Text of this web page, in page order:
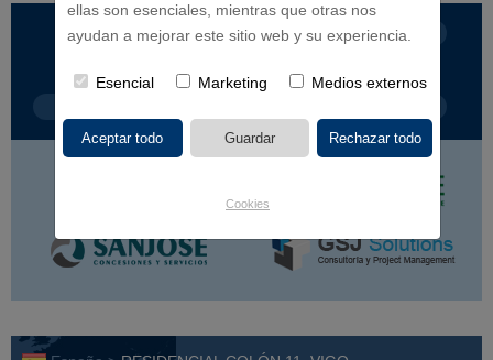
ellas son esenciales, mientras que otras nos
ayudan a mejorar este sitio web y su experiencia.
Esencial Marketing Medios externos
Cookies
LÍNEA DE NEGOCIO CONTINENTES